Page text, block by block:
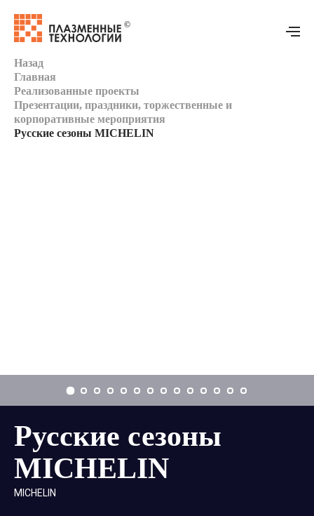
Назад
Главная
Реализованные проекты
Презентации, праздники, торжественные и
корпоративные мероприятия
Русские сезоны MICHELIN
Русские сезоны
MICHELIN
MICHELIN